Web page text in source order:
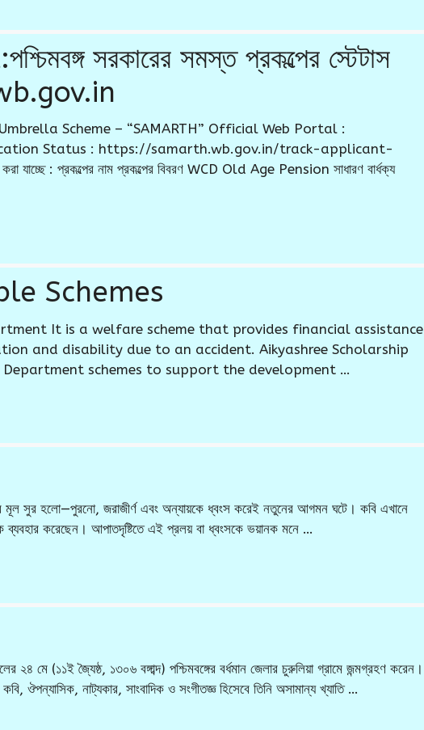
সরকারের সমস্ত প্রকল্পের স্টেটাস
One Umbrella Scheme – “SAMARTH” Official Web Portal :
Status : https://samarth.wb.gov.in/track-applicant-
: প্রকল্পের নাম প্রকল্পের বিবরণ WCD Old Age Pension সাধারণ বার্ধক্য
Schemes
It is a welfare scheme that provides financial assistance
and disability due to an accident. Aikyashree Scholarship
schemes to support the development …
মূল সুর হলো—পুরনো, জরাজীর্ণ এবং অন্যায়কে ধ্বংস করেই নতুনের আগমন ঘটে। কবি এখানে
করেছেন। আপাতদৃষ্টিতে এই প্রলয় বা ধ্বংসকে ভয়ানক মনে …
(১১ই জ্যৈষ্ঠ, ১৩০৬ বঙ্গাব্দ) পশ্চিমবঙ্গের বর্ধমান জেলার চুরুলিয়া গ্রামে জন্মগ্রহণ করেন।
কবি, ঔপন্যাসিক, নাট্যকার, সাংবাদিক ও সংগীতজ্ঞ হিসেবে তিনি অসামান্য খ্যাতি …